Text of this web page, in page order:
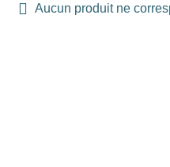
Aucun produit ne